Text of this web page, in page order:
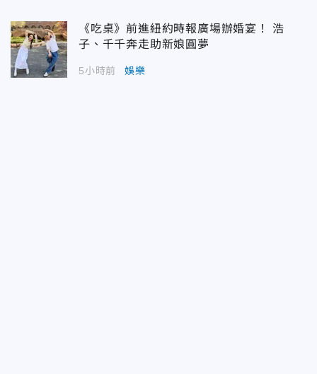
《吃桌》前進紐約時報廣場辦婚宴！ 浩
子、千千奔走助新娘圓夢
5小時前 娛樂